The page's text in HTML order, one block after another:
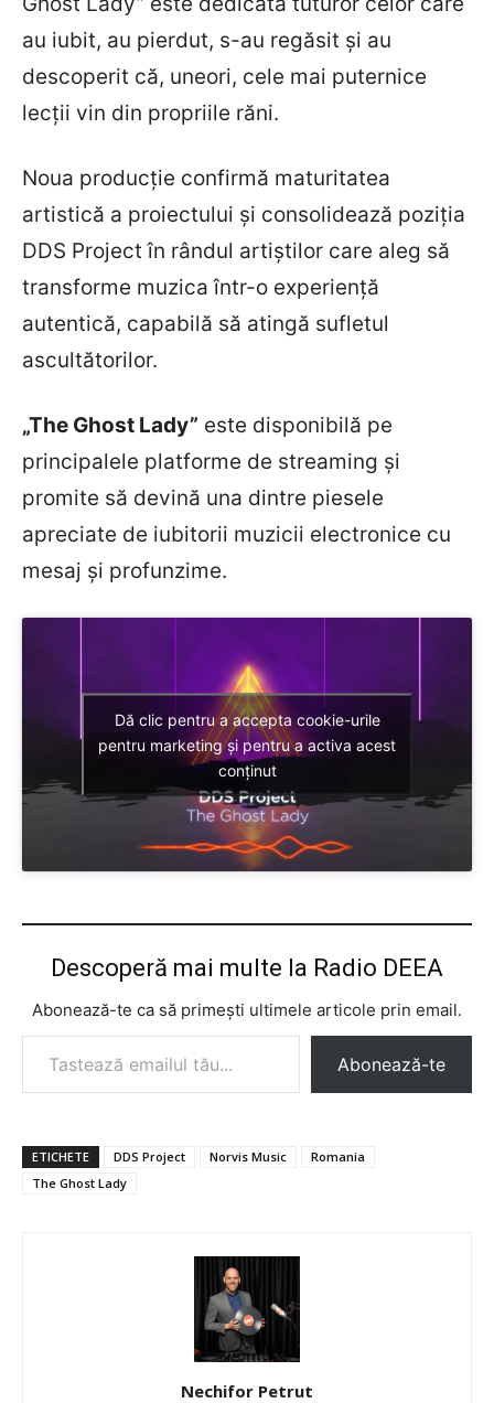
au iubit, au pierdut, s-au regăsit și au
descoperit că, uneori, cele mai puternice
lecții vin din propriile răni.
Noua producție confirmă maturitatea
artistică a proiectului și consolidează poziția
DDS Project în rândul artiștilor care aleg să
transforme muzica într-o experiență
autentică, capabilă să atingă sufletul
ascultătorilor.
„The Ghost Lady” este disponibilă pe
principalele platforme de streaming și
promite să devină una dintre piesele
apreciate de iubitorii muzicii electronice cu
mesaj și profunzime.
Dă clic pentru a accepta cookie-urile
pentru marketing și pentru a activa acest
conținut
Descoperă mai multe la Radio DEEA
Abonează-te ca să primești ultimele articole prin email.
Tastează emailul tău...
Abonează-te
ETICHETE DDS Project Norvis Music
Romania
The Ghost Lady
Nechifor Petrut